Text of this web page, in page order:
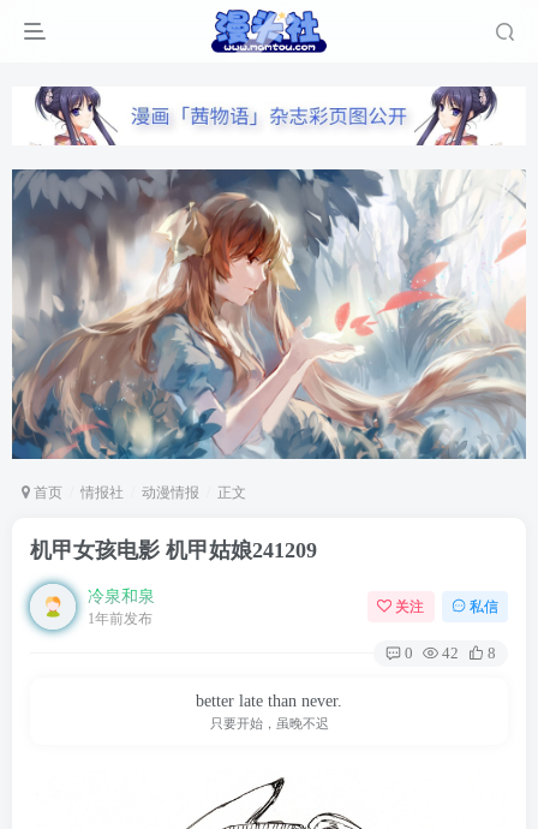
首页 情报社 动漫情报 正文
机甲女孩电影 机甲姑娘241209
冷泉和泉
1年前发布
关注 私信
0 42 8
better late than never.
只要开始，虽晚不迟